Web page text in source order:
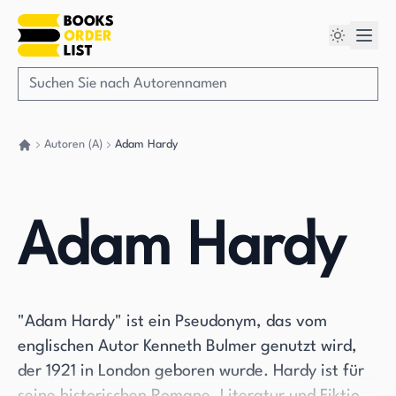
Autoren (A) Adam Hardy
Adam Hardy
"Adam Hardy" ist ein Pseudonym, das vom
englischen Autor Kenneth Bulmer genutzt wird,
der 1921 in London geboren wurde. Hardy ist für